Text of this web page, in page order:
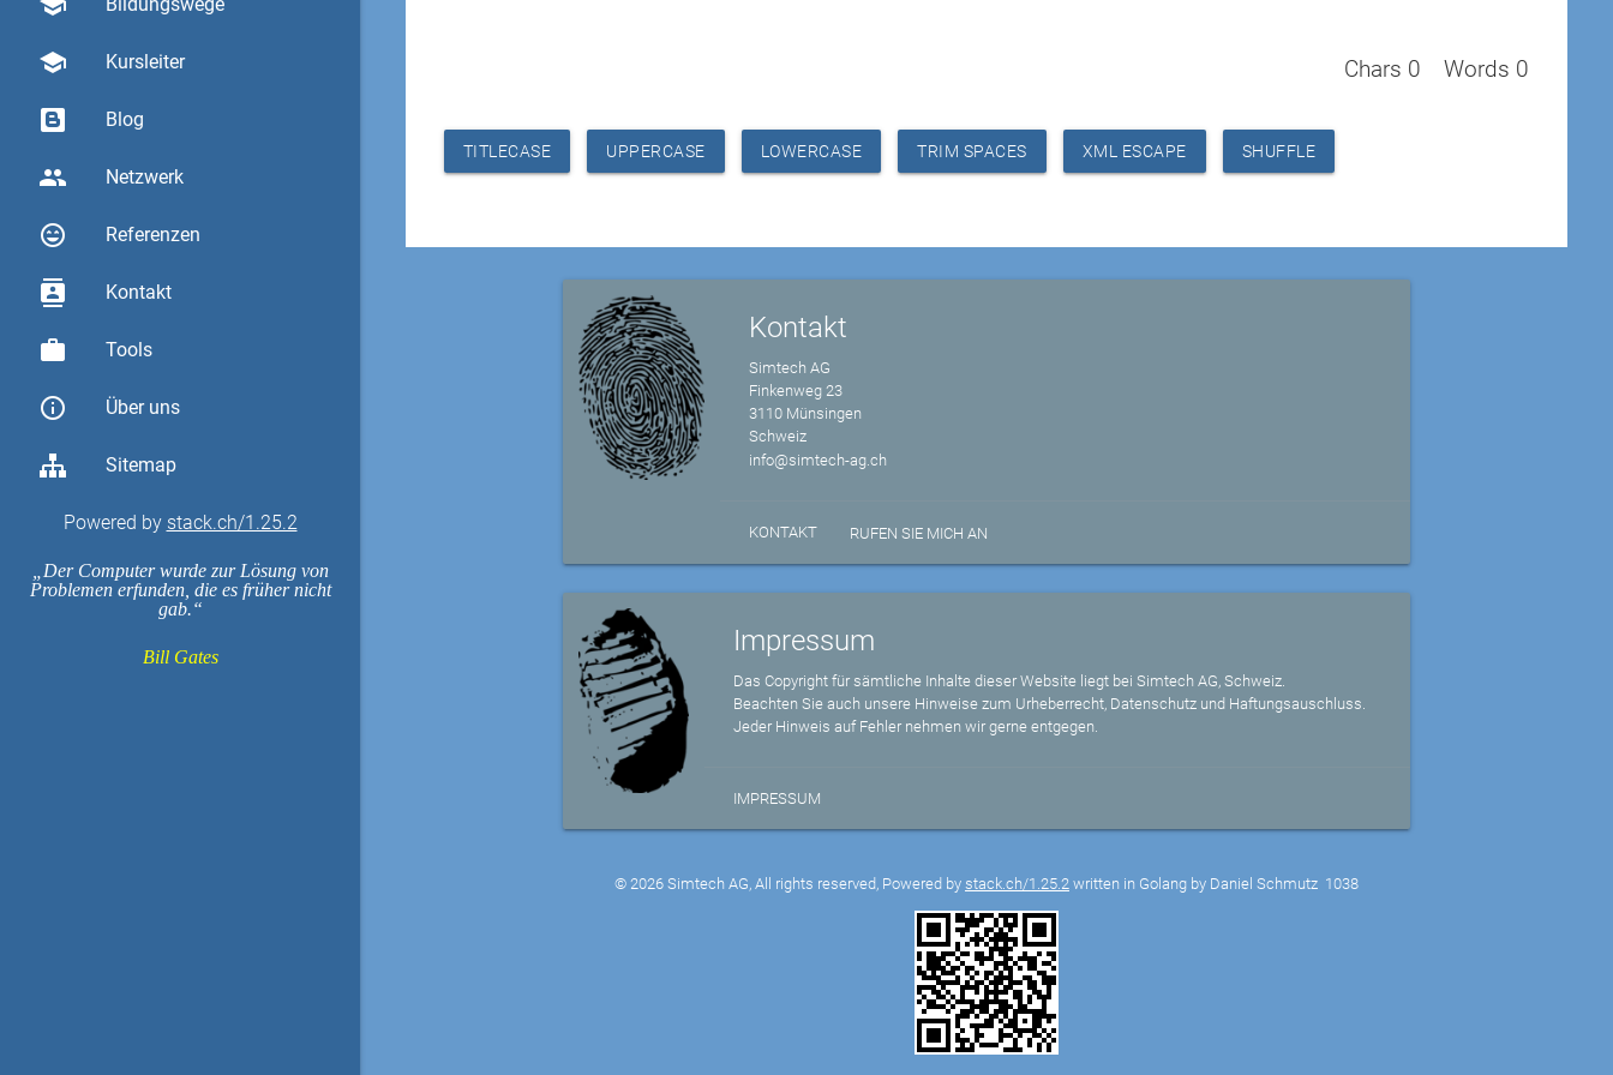
school Kursleiter
Blog
group Netzwerk
sentiment_very_satisfied Referenzen
contacts Kontakt
work Tools
info_outline Über uns
Sitemap
Powered by stack.ch/1.25.2
Der Computer wurde zur Lösung von
Problemen erfunden, die es früher nicht
gab.
Bill Gates
Words 0
Chars 0
TITLECASE UPPERCASE LOWERCASE TRIM SPACES XML ESCAPE SHUFFLE
Kontakt
Simtech AG
Finkenweg 23
3110 Münsingen
Schweiz
info@simtech-ag.ch
KONTAKT RUFEN SIE MICH AN
Impressum
Das Copyright für sämtliche Inhalte dieser Website liegt bei Simtech AG, Schweiz.
Beachten Sie auch unsere Hinweise zum Urheberrecht, Datenschutz und Haftungsauschluss.
Jeder Hinweis auf Fehler nehmen wir gerne entgegen.
IMPRESSUM
© 2026 Simtech AG, All rights reserved, Powered by stack.ch/1.25.2written in Golang by Daniel Schmutz 1038